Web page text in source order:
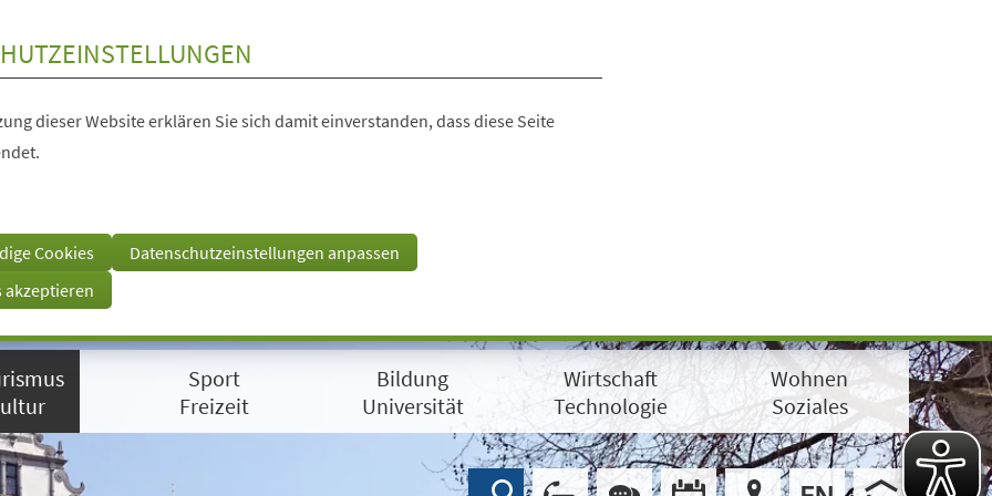
dieser Website erklären Sie sich damit einverstanden, dass diese Seite
Cookies
Datenschutzeinstellungen anpassen
akzeptieren
Sport
Freizeit
Bildung
Universität
Wirtschaft
Technologie
Wohnen
Soziales